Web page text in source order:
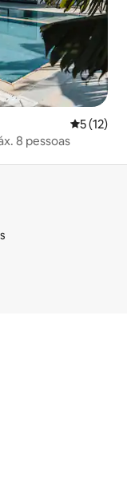
5 de uma
5 (12)
8 pessoas